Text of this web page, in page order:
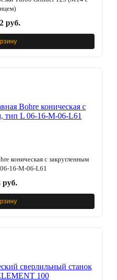
руб.
коническая с закругленным
16-М-06-L61
руб.